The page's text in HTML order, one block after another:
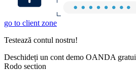
go to client zone
Testează contul nostru!
Deschideți un cont demo OANDA
Rodo section